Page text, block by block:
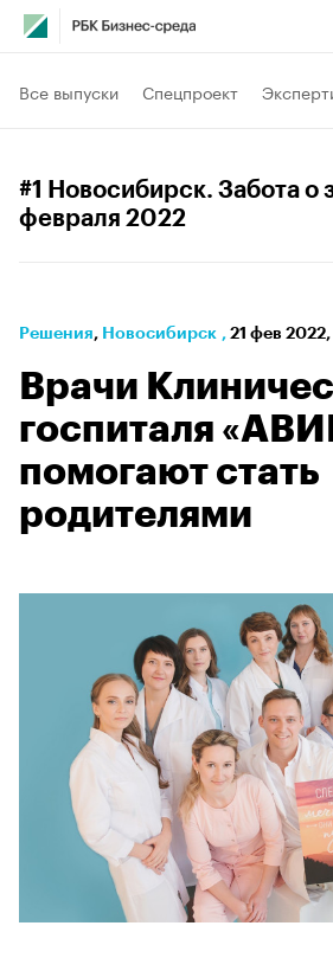
Все выпуски Спецпроект
#1 Новосибирск. Забота о
февраля 2022
Решения⁠, Новосибирск , 21 фев 2022,
Врачи
госпиталя
помогают стать
родителями